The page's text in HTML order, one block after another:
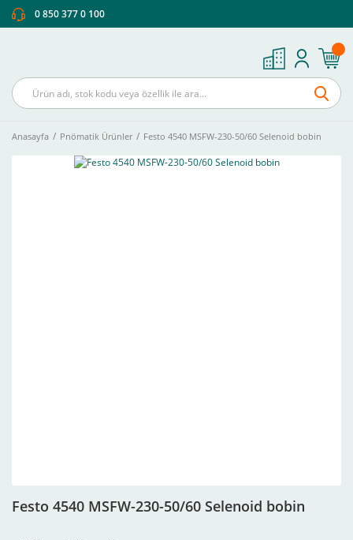
0 850 377 0 100
Anasayfa Pnömatik Ürünler Festo 4540 MSFW-230-50/60 Selenoid bobin
Festo 4540 MSFW-230-50/60 Selenoid bobin